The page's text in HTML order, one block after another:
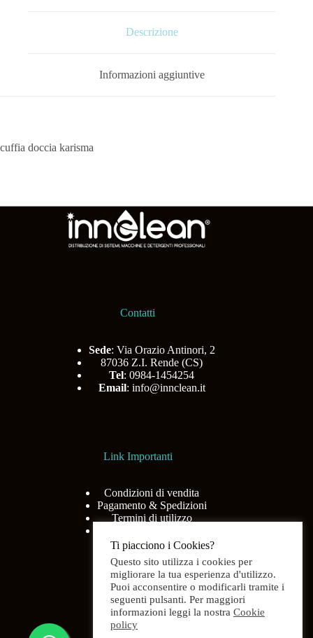
Descrizione
Informazioni aggiuntive
cuffia doccia karisma
Contatti
Sede: Via Orazio Antinori, 2
87036 Z.I. Rende (CS)
Tel: 0984-1454254
Email: info@innclean.it
Link Importanti
Condizioni di vendita
Pagamento & Spedizioni
Termini di utilizzo
Menù
Ti piacciono i Cookies?
Questo sito utilizza i cookies per
migliorare la tua esperienza d'utilizzo.
Puoi acconsentire o modificarli tramite i
seguenti pulsanti. Per maggiori
informazioni leggi la nostra Cookie
policy